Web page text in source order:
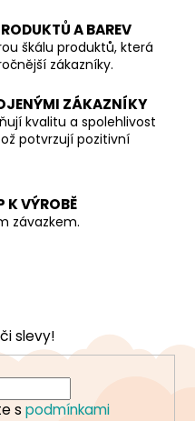
A BAREV
škálu produktů, která
zákazníky.
ZÁKAZNÍKY
kvalitu a spolehlivost
potvrzují pozitivní
K VÝROBĚ
závazkem.
slevy!
s podmínkami